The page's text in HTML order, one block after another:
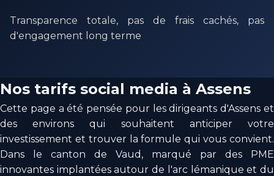
Transparence totale, pas de frais cachés, pas
d'engagement long terme
Nos tarifs social media à Assens
Cette page a été pensée pour les dirigeants d'Assens et
des environs qui souhaitent anticiper votre
investissement et trouver la formule qui vous convient.
Dans le canton de Vaud, marqué par des PME
innovantes implantées autour de l'arc lémanique et du